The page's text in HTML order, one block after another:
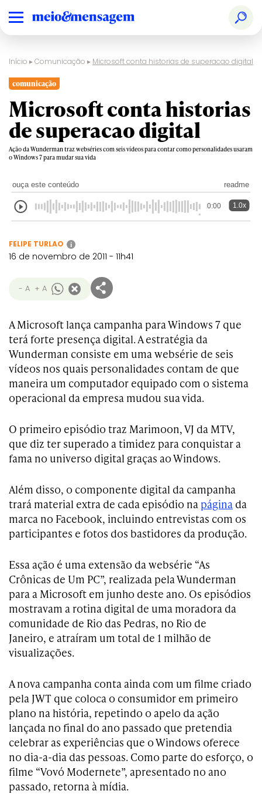
Início ▸Comunicação ▸ Microsoft conta historias de superacao digital
comunicação
Microsoft conta historias
de superacao digital
Ação da Wunderman traz webséries com seis vídeos para contar como personalidades usaram
o Windows 7 para mudar sua vida
ouça este conteúdo readme
0:00 1.0x
FELIPE TURLAO i
16 de novembro de 2011 - 11h41
- A + A
A Microsoft lança campanha para Windows 7 que
terá forte presença digital. A estratégia da
Wunderman consiste em uma websérie de seis
vídeos nos quais personalidades contam de que
maneira um computador equipado com o sistema
operacional da empresa mudou sua vida.
O primeiro episódio traz Marimoon, VJ da MTV,
que diz ter superado a timidez para conquistar a
fama no universo digital graças ao Windows.
Além disso, o componente digital da campanha
trará material extra de cada episódio na página da
marca no Facebook, incluindo entrevistas com os
participantes e fotos dos bastidores da produção.
Essa ação é uma extensão da websérie “As
Crônicas de Um PC”, realizada pela Wunderman
para a Microsoft em junho deste ano. Os episódios
mostravam a rotina digital de uma moradora da
comunidade de Rio das Pedras, no Rio de
Janeiro, e atraíram um total de 1 milhão de
visualizações.
A nova campanha conta ainda com um filme criado
pela JWT que coloca o consumidor em primeiro
plano na história, repetindo o apelo da ação
lançada no final do ano passado que pretendia
celebrar as experiências que o Windows oferece
no dia-a-dia das pessoas. Como parte do esforço, o
filme “Vovó Modernete”, apresentado no ano
passado, retorna à mídia.